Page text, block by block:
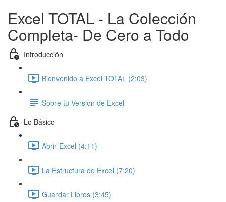
Excel TOTAL - La Colección
Completa- De Cero a Todo
Introducción
Bienvenido a Excel TOTAL (2:03)
Sobre tu Versión de Excel
Lo Básico
Abrir Excel (4:11)
La Estructura de Excel (7:20)
Guardar Libros (3:45)